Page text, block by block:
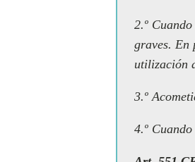
2.º
graves. En
utilización
3.º
4.º